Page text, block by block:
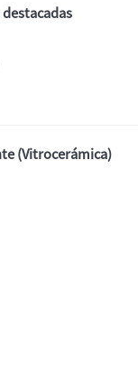
(Vitrocerámica)